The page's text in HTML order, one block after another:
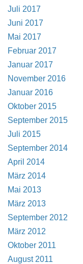
Juli 2017
Juni 2017
Mai 2017
Februar 2017
Januar 2017
November 2016
Januar 2016
Oktober 2015
September 2015
Juli 2015
September 2014
April 2014
März 2014
Mai 2013
März 2013
September 2012
März 2012
Oktober 2011
August 2011